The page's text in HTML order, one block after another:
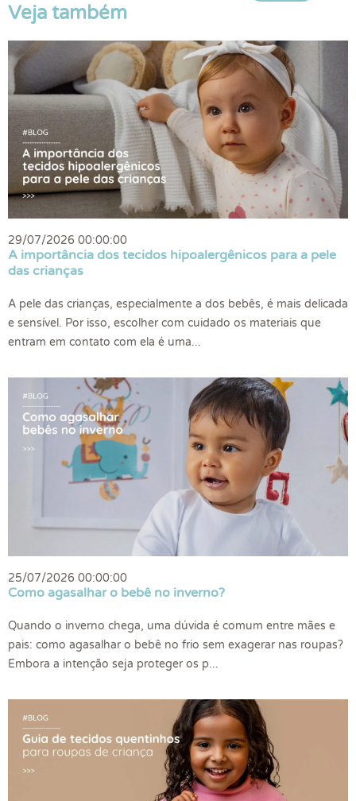
Veja também
29/07/2026 00:00:00
A importância dos tecidos hipoalergênicos para a pele
das crianças
A pele das crianças, especialmente a dos bebês, é mais delicada
e sensível. Por isso, escolher com cuidado os materiais que
entram em contato com ela é uma...
25/07/2026 00:00:00
Como agasalhar o bebê no inverno?
Quando o inverno chega, uma dúvida é comum entre mães e
pais: como agasalhar o bebê no frio sem exagerar nas roupas?
Embora a intenção seja proteger os p...